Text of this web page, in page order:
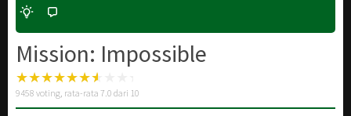
Mission: Impossible
9458 voting, rata-rata 7.0 dari 10